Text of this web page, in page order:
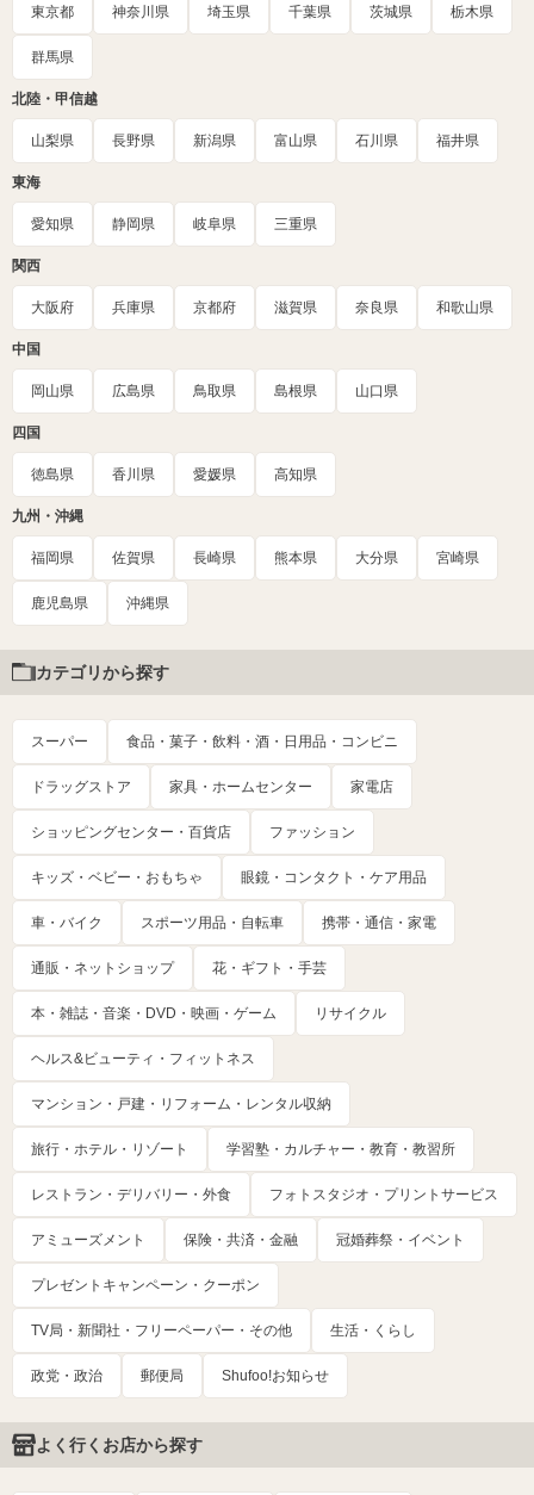
東京都 神奈川県 埼玉県 千葉県 茨城県 栃木県
群馬県
北陸・甲信越
山梨県 長野県 新潟県 富山県 石川県 福井県
東海
愛知県 静岡県 岐阜県 三重県
関西
大阪府 兵庫県 京都府 滋賀県 奈良県 和歌山県
中国
岡山県 広島県 鳥取県 島根県 山口県
四国
徳島県 香川県 愛媛県 高知県
九州・沖縄
福岡県 佐賀県 長崎県 熊本県 大分県 宮崎県
鹿児島県 沖縄県
カテゴリから探す
スーパー 食品・菓子・飲料・酒・日用品・コンビニ
ドラッグストア 家具・ホームセンター 家電店
ショッピングセンター・百貨店 ファッション
キッズ・ベビー・おもちゃ 眼鏡・コンタクト・ケア用品
車・バイク スポーツ用品・自転車 携帯・通信・家電
通販・ネットショップ 花・ギフト・手芸
本・雑誌・音楽・DVD・映画・ゲーム リサイクル
ヘルス&ビューティ・フィットネス
マンション・戸建・リフォーム・レンタル収納
旅行・ホテル・リゾート 学習塾・カルチャー・教育・教習所
レストラン・デリバリー・外食 フォトスタジオ・プリントサービス
アミューズメント 保険・共済・金融 冠婚葬祭・イベント
プレゼントキャンペーン・クーポン
TV局・新聞社・フリーペーパー・その他 生活・くらし
政党・政治 郵便局 Shufoo!お知らせ
よく行くお店から探す